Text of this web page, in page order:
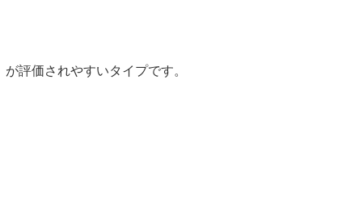
が評価されやすいタイプです。